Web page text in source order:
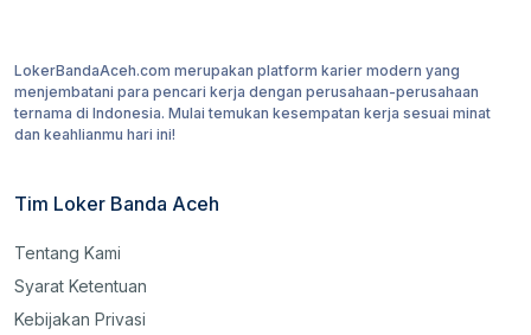
LokerBandaAceh.com merupakan platform karier modern yang
menjembatani para pencari kerja dengan perusahaan-perusahaan
ternama di Indonesia. Mulai temukan kesempatan kerja sesuai minat
dan keahlianmu hari ini!
Tim Loker Banda Aceh
Tentang Kami
Syarat Ketentuan
Kebijakan Privasi